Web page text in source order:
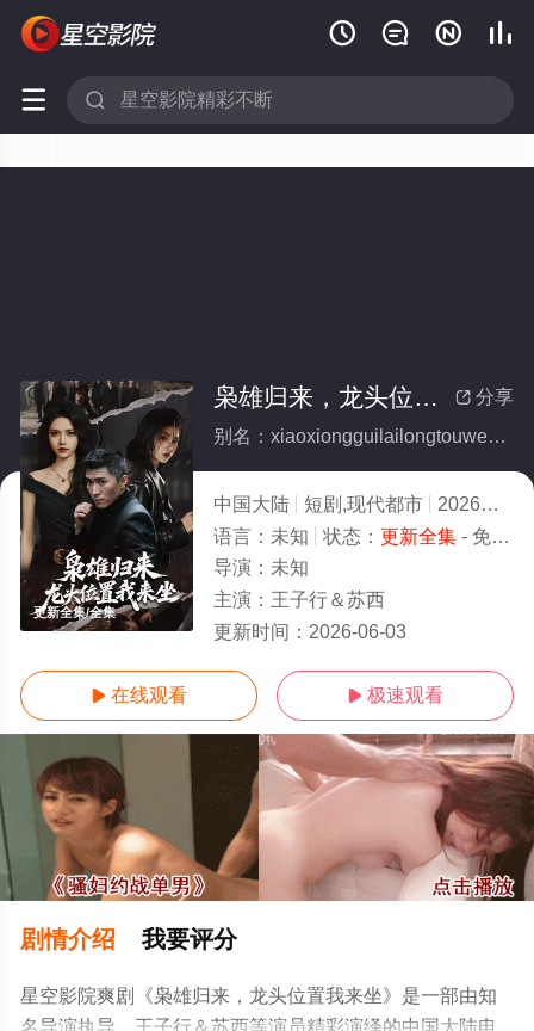
   
 
更新全集/全集
 分享
枭雄归来，龙头位置我来坐(全集)
别名：xiaoxiongguilailongtouweizhiwolaizuo
中国大陆 短剧,现代都市 2026
6.0
语言： 未知 状态： 更新全集- 免费在线观看
导演： 未知
主演： 王子行＆苏西
更新时间： 2026-06-03
 在线观看  极速观看
剧情介绍 我要评分
星空影院爽剧《枭雄归来，龙头位置我来坐》是一部由知
名导演执导，王子行＆苏西等演员精彩演绎的中国大陆电